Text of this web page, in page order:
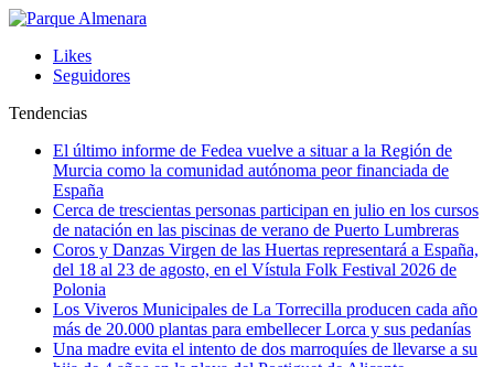
Likes
Seguidores
Tendencias
El último informe de Fedea vuelve a situar a la Región de
Murcia como la comunidad autónoma peor financiada de
España
Cerca de trescientas personas participan en julio en los cursos
de natación en las piscinas de verano de Puerto Lumbreras
Coros y Danzas Virgen de las Huertas representará a España,
del 18 al 23 de agosto, en el Vístula Folk Festival 2026 de
Polonia
Los Viveros Municipales de La Torrecilla producen cada año
más de 20.000 plantas para embellecer Lorca y sus pedanías
Una madre evita el intento de dos marroquíes de llevarse a su